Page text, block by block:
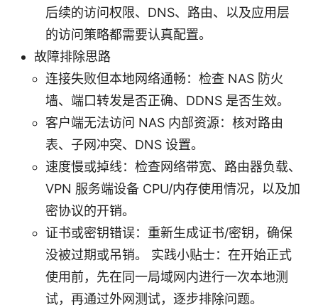
后续的访问权限、DNS、路由、以及应用层
的访问策略都需要认真配置。
故障排除思路
连接失败但本地网络通畅：检查 NAS 防火
墙、端口转发是否正确、DDNS 是否生效。
客户端无法访问 NAS 内部资源：核对路由
表、子网冲突、DNS 设置。
速度慢或掉线：检查网络带宽、路由器负载、
VPN 服务端设备 CPU/内存使用情况，以及加
密协议的开销。
证书或密钥错误：重新生成证书/密钥，确保
没被过期或吊销。 实践小贴士：在开始正式
使用前，先在同一局域网内进行一次本地测
试，再通过外网测试，逐步排除问题。